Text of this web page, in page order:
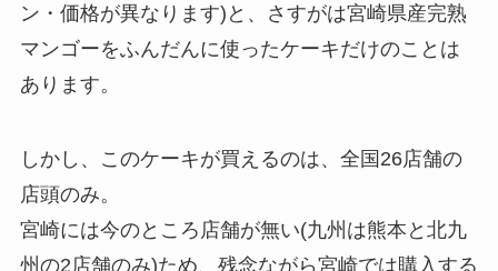
ン・価格が異なります)と、さすがは宮崎県産完熟
マンゴーをふんだんに使ったケーキだけのことは
あります。
しかし、このケーキが買えるのは、全国26店舗の
店頭のみ。
宮崎には今のところ店舗が無い(九州は熊本と北九
州の2店舗のみ)ため、残念ながら宮崎では購入する